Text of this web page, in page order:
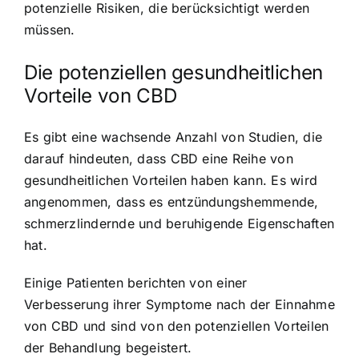
potenzielle Risiken, die berücksichtigt werden
müssen.
Die potenziellen gesundheitlichen
Vorteile von CBD
Es gibt eine wachsende Anzahl von Studien, die
darauf hindeuten, dass CBD eine Reihe von
gesundheitlichen Vorteilen haben kann. Es wird
angenommen, dass es entzündungshemmende,
schmerzlindernde und beruhigende Eigenschaften
hat.
Einige Patienten berichten von einer
Verbesserung ihrer Symptome nach der Einnahme
von CBD und sind von den potenziellen Vorteilen
der Behandlung begeistert.